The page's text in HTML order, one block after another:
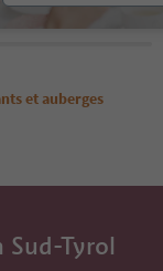
et auberges
Sud-Tyrol